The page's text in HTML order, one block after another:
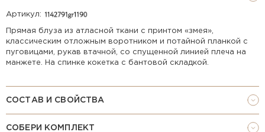
Артикул:
Прямая блуза из атласной ткани с принтом «змея»,
классическим отложным воротником и потайной планкой с
пуговицами, рукав втачной, со спущенной линией плеча на
манжете. На спинке кокетка с бантовой складкой.
СОСТАВ И СВОЙСТВА
СОБЕРИ КОМПЛЕКТ